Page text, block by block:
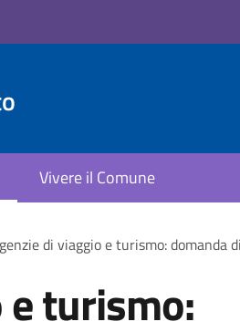
Vivere il Comune
di viaggio e turismo:
turismo: